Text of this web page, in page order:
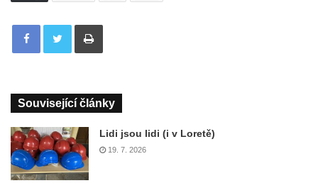
Tisknout
Související články
Lidi jsou lidi (i v Loretě)
19. 7. 2026